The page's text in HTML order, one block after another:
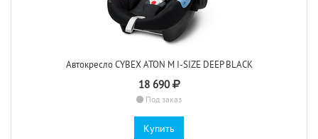
Автокресло CYBEX ATON M I-SIZE DEEP BLACK
18 690
Под заказ
Купить